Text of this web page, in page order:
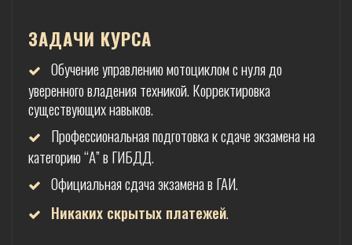
ЗАДАЧИ КУРСА
Обучение управлению мотоциклом с нуля до
уверенного владения техникой. Корректировка
существующих навыков.
Профессиональная подготовка к сдаче экзамена на
категорию “А” в ГИБДД.
Официальная сдача экзамена в ГАИ.
Никаких скрытых платежей.